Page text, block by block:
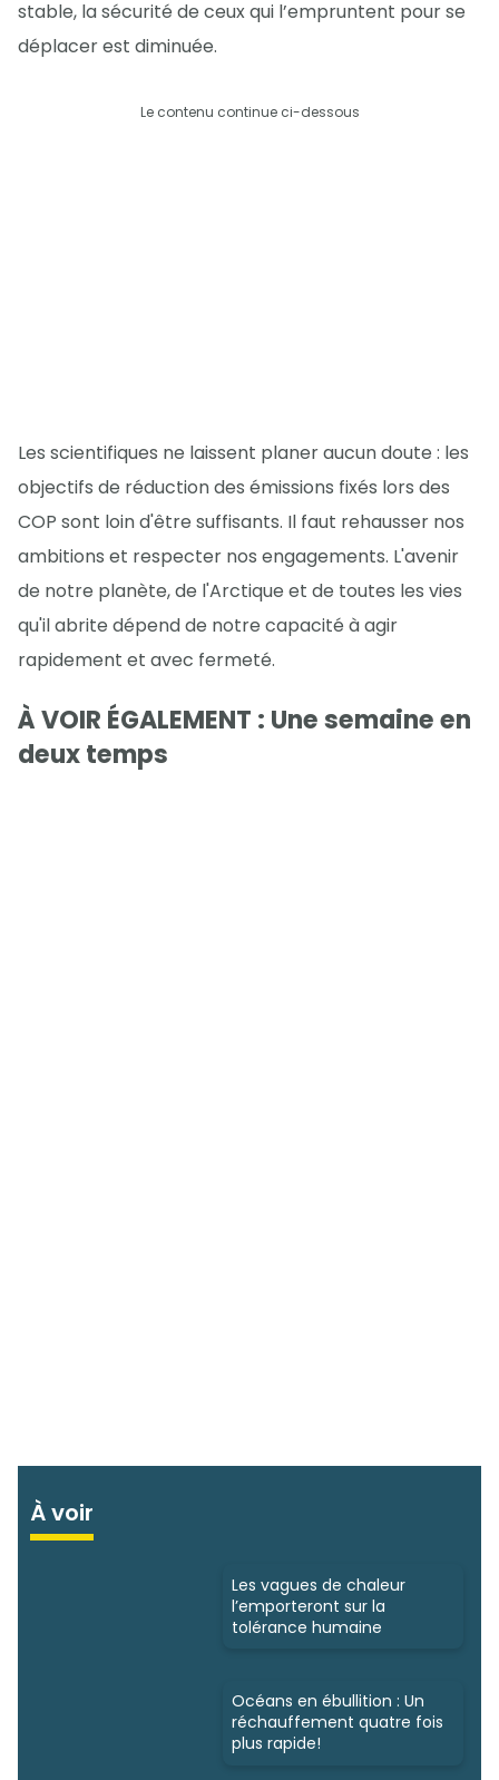
stable, la sécurité de ceux qui l’empruntent pour se
déplacer est diminuée.
Le contenu continue ci-dessous
Les scientifiques ne laissent planer aucun doute : les
objectifs de réduction des émissions fixés lors des
COP sont loin d'être suffisants. Il faut rehausser nos
ambitions et respecter nos engagements. L'avenir
de notre planète, de l'Arctique et de toutes les vies
qu'il abrite dépend de notre capacité à agir
rapidement et avec fermeté.
À VOIR ÉGALEMENT : Une semaine en
deux temps
À voir
Les vagues de chaleur
l’emporteront sur la
tolérance humaine
Océans en ébullition : Un
réchauffement quatre fois
plus rapide!